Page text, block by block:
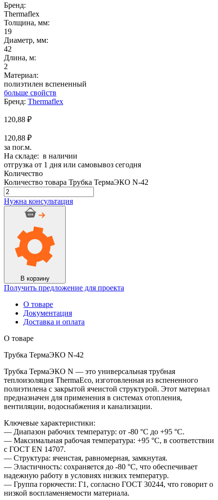
Бренд:
Thermaflex
Толщина, мм:
19
Диаметр, мм:
42
Длина, м:
2
Материал:
полиэтилен вспененный
больше свойств
Бренд: Thermaflex
120,88 ₽
120,88 ₽
за пог.м.
На складе: в наличии
отгрузка от 1 дня или самовывоз сегодня
Количество
Количество товара Трубка ТермаЭКО N-42
Нужна консультация
В корзину
Получить предложение для проекта
О товаре
Документация
Доставка и оплата
О товаре
Трубка ТермаЭКО N-42
Трубка ТермаЭКО N — это универсальная трубная
теплоизоляция ThermaEco, изготовленная из вспененного
полиэтилена с закрытой ячеистой структурой. Этот материал
предназначен для применения в системах отопления,
вентиляции, водоснабжения и канализации.
Ключевые характеристики:
— Диапазон рабочих температур: от -80 °C до +95 °C.
— Максимальная рабочая температура: +95 °C, в соответствии
с ГОСТ EN 14707.
— Структура: ячеистая, равномерная, замкнутая.
— Эластичность: сохраняется до -80 °C, что обеспечивает
надежную работу в условиях низких температур.
— Группа горючести: Г1, согласно ГОСТ 30244, что говорит о
низкой воспламеняемости материала.